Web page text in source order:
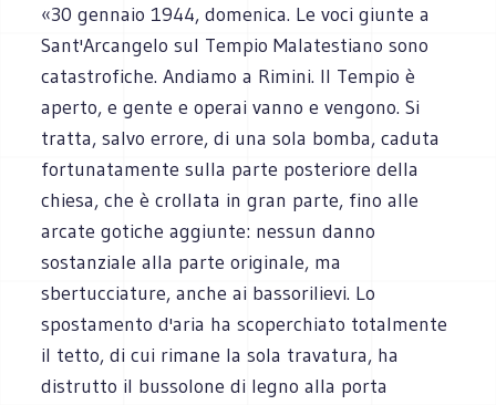
«30 gennaio 1944, domenica. Le voci giunte a
Sant'Arcangelo sul Tempio Malatestiano sono
catastrofiche. Andiamo a Rimini. Il Tempio è
aperto, e gente e operai vanno e vengono. Si
tratta, salvo errore, di una sola bomba, caduta
fortunatamente sulla parte posteriore della
chiesa, che è crollata in gran parte, fino alle
arcate gotiche aggiunte: nessun danno
sostanziale alla parte originale, ma
sbertucciature, anche ai bassorilievi. Lo
spostamento d'aria ha scoperchiato totalmente
il tetto, di cui rimane la sola travatura, ha
distrutto il bussolone di legno alla porta